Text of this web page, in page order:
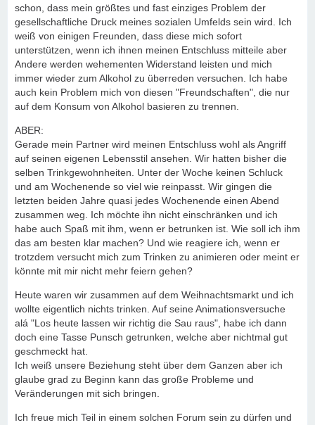
schon, dass mein größtes und fast einziges Problem der
gesellschaftliche Druck meines sozialen Umfelds sein wird. Ich
weiß von einigen Freunden, dass diese mich sofort
unterstützen, wenn ich ihnen meinen Entschluss mitteile aber
Andere werden wehementen Widerstand leisten und mich
immer wieder zum Alkohol zu überreden versuchen. Ich habe
auch kein Problem mich von diesen "Freundschaften", die nur
auf dem Konsum von Alkohol basieren zu trennen.
ABER:
Gerade mein Partner wird meinen Entschluss wohl als Angriff
auf seinen eigenen Lebensstil ansehen. Wir hatten bisher die
selben Trinkgewohnheiten. Unter der Woche keinen Schluck
und am Wochenende so viel wie reinpasst. Wir gingen die
letzten beiden Jahre quasi jedes Wochenende einen Abend
zusammen weg. Ich möchte ihn nicht einschränken und ich
habe auch Spaß mit ihm, wenn er betrunken ist. Wie soll ich ihm
das am besten klar machen? Und wie reagiere ich, wenn er
trotzdem versucht mich zum Trinken zu animieren oder meint er
könnte mit mir nicht mehr feiern gehen?
Heute waren wir zusammen auf dem Weihnachtsmarkt und ich
wollte eigentlich nichts trinken. Auf seine Animationsversuche
alá "Los heute lassen wir richtig die Sau raus", habe ich dann
doch eine Tasse Punsch getrunken, welche aber nichtmal gut
geschmeckt hat.
Ich weiß unsere Beziehung steht über dem Ganzen aber ich
glaube grad zu Beginn kann das große Probleme und
Veränderungen mit sich bringen.
Ich freue mich Teil in einem solchen Forum sein zu dürfen und